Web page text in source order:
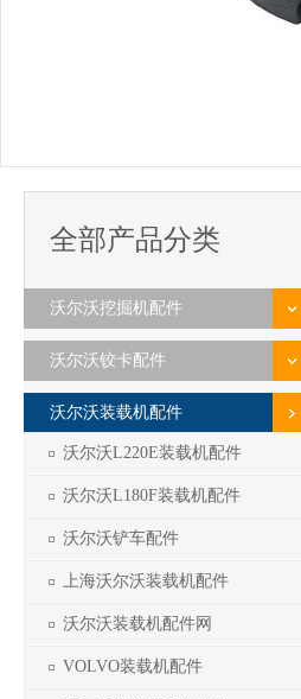
全部产品分类
沃尔沃挖掘机配件
沃尔沃铰卡配件
沃尔沃装载机配件
沃尔沃L220E装载机配件
沃尔沃L180F装载机配件
沃尔沃铲车配件
上海沃尔沃装载机配件
沃尔沃装载机配件网
VOLVO装载机配件